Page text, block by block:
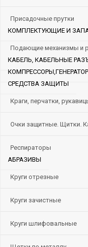
Присадочные прутки
КОМПЛЕКТУЮЩИЕ И
Подающие механизмы и
КАБЕЛЬ, КАБЕЛЬНЫЕ
СРЕДСТВА ЗАЩИТЫ
Краги, перчатки,
Очки защитные. Щитки.
Респираторы
АБРАЗИВЫ
Круги отрезные
Круги зачистные
Круги шлифовальные